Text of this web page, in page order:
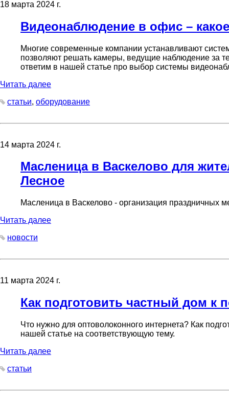
18 марта 2024 г.
Видеонаблюдение в офис –
Многие современные компании устанавливают
позволяют решать камеры, ведущие наблюдение за
ответим в нашей статье про выбор системы
Читать далее
статьи, оборудование
14 марта 2024 г.
Масленица в Васкелово для
Лесное
Масленица в Васкелово - организация праздничных
Читать далее
новости
11 марта 2024 г.
Как подготовить частный дом к
Что нужно для оптоволоконного интернета? Как
нашей статье на соответствующую тему.
Читать далее
статьи